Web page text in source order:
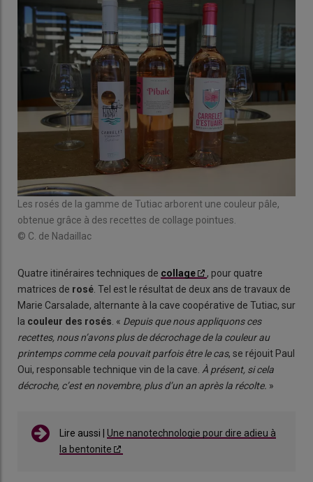
Les rosés de la gamme de Tutiac arborent une couleur pâle,
obtenue grâce à des recettes de collage pointues.
© C. de Nadaillac
Quatre itinéraires techniques de collage
, pour quatre
matrices de rosé. Tel est le résultat de deux ans de travaux de
Marie Carsalade, alternante à la cave coopérative de Tutiac, sur
la couleur des rosés. « Depuis que nous appliquons ces
recettes, nous n’avons plus de décrochage de la couleur au
printemps comme cela pouvait parfois être le cas, se réjouit Paul
Oui, responsable technique vin de la cave. À présent, si cela
décroche, c’est en novembre, plus d’un an après la récolte. »
Lire aussi | Une nanotechnologie pour dire adieu à
la bentonite